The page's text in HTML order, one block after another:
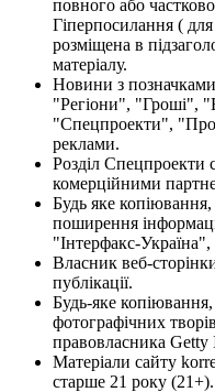
повного або
Гіперпосилання (
розміщена в
матеріалу.
Новини з
"Регіони", "Гроші",
"Спецпроекти",
реклами.
Розділ Спецпроекти
комерційними
Будь яке
поширення
"Інтерфакс-
Власник веб-
публікації.
Будь-яке
фотографічних
правовласника Getty
Матеріали сайту
старше 21 року